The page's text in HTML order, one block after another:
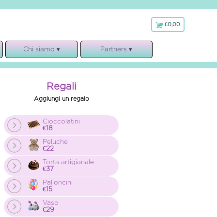
€0,00
€0,00
Chi siamo ▾
Note Legali
Regolamento
Partners ▾
Regali
Aggiungi un regalo
Cioccolatini
€18
Peluche
€22
Torta artigianale
€37
Palloncini
€15
Vaso
€29